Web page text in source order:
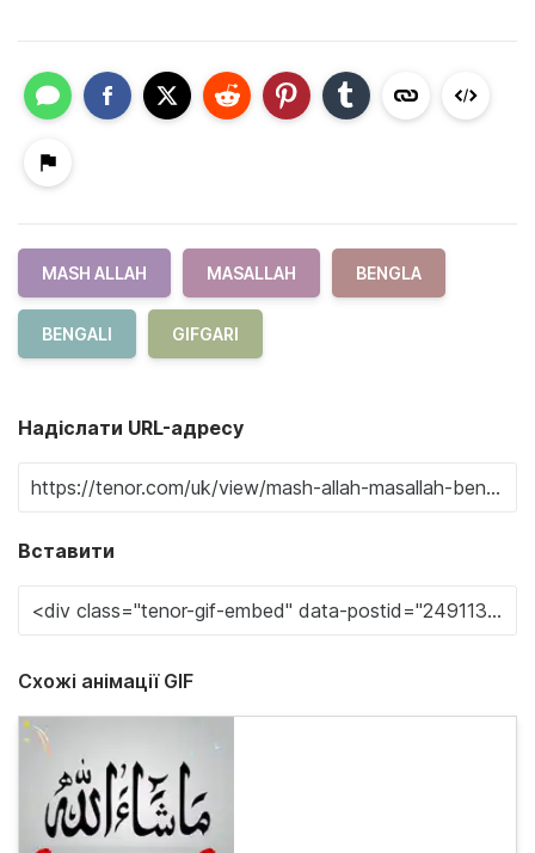
MASH ALLAH MASALLAH BENGLA
BENGALI GIFGARI
Надіслати URL-адресу
Вставити
Схожі анімації GIF